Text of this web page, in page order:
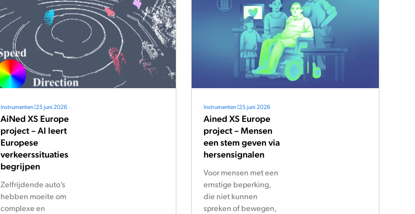
Instrumenten|25 juni 2026
AiNed XS Europe
project – AI leert
Europese
verkeerssituaties
begrijpen
Zelfrijdende auto’s
hebben moeite om
complexe en
Instrumenten|25 juni 2026
Ained XS Europe
project – Mensen
een stem geven via
hersensignalen
Voor mensen met een
ernstige beperking,
die niet kunnen
spreken of bewegen,